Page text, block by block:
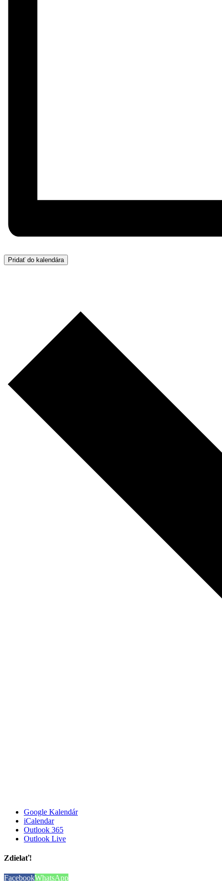
Pridať do kalendára
Google Kalendár
iCalendar
Outlook 365
Outlook Live
Zdielať!
FacebookWhatsApp